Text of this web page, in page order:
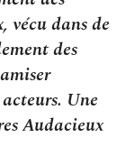
vécu dans de
des
Une
Audacieux